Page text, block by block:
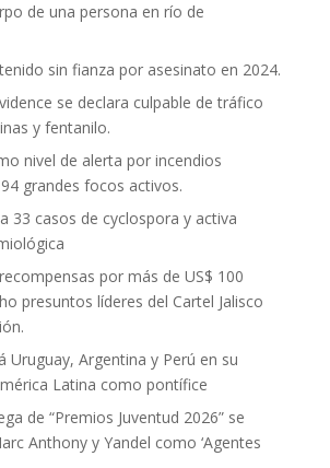
de una persona en río de
sin fianza por asesinato en 2024.
se declara culpable de tráfico
y fentanilo.
nivel de alerta por incendios
grandes focos activos.
33 casos de cyclospora y activa
por más de US$ 100
presuntos líderes del Cartel Jalisco
Uruguay, Argentina y Perú en su
Latina como pontífice
de “Premios Juventud 2026” se
Anthony y Yandel como ‘Agentes